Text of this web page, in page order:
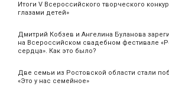
Итоги V Всероссийского творческого
глазами детей»
Дмитрий Кобзев и Ангелина Буланова
на Всероссийском свадебном фестивале
сердца». Как это было?
Две семьи из Ростовской области стали
«Это у нас семейное»